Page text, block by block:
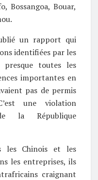
Bossangoa, Bouar,
un rapport qui
identifiées par les
presque toutes les
importantes en
pas de permis
une violation
la République
Chinois et les
les entreprises, ils
craignant